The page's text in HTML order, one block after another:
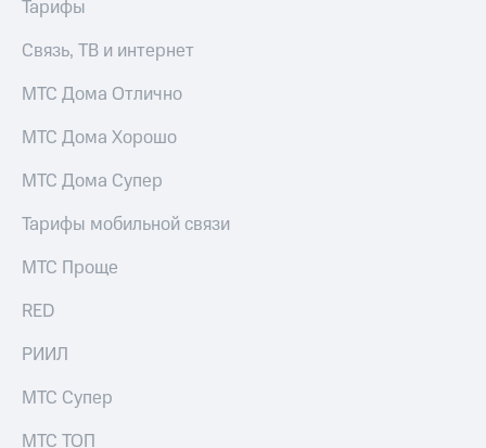
Тарифы
Связь, ТВ и интернет
МТС Дома Отлично
МТС Дома Хорошо
МТС Дома Супер
Тарифы мобильной связи
МТС Проще
RED
РИИЛ
МТС Супер
МТС ТОП